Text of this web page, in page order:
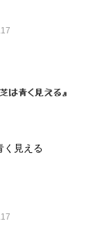
く見える